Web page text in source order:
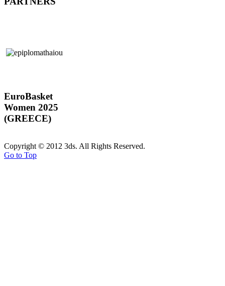
EuroBasket
Women 2025
(GREECE)
Copyright © 2012 3ds. All Rights Reserved.
Go to Top